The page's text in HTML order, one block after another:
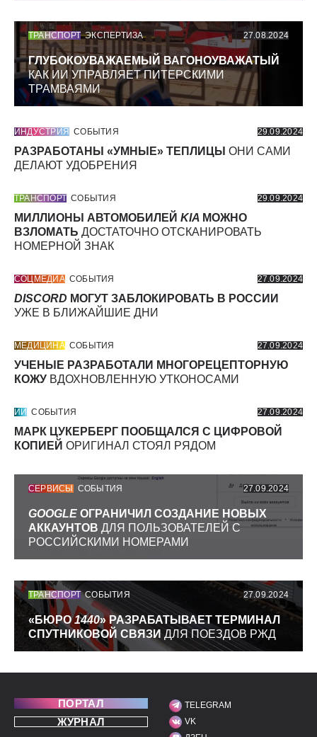
ТРАНСПОРТ ЭКСПЕРТИЗА 27.08.2024
ГЛУБОКОУВАЖАЕМЫЙ ВАГОНОУВАЖАТЫЙ
КАК ИИ УПРАВЛЯЕТ ПИТЕРСКИМИ
ТРАМВАЯМИ
ИНДУСТРИЯ СОБЫТИЯ 29.09.2024
РАЗРАБОТАНЫ «УМНЫЕ» ТЕПЛИЦЫ ОНИ САМИ
ДЕЛАЮТ УДОБРЕНИЯ
ТРАНСПОРТ СОБЫТИЯ 29.09.2024
МИЛЛИОНЫ АВТОМОБИЛЕЙ KIA МОЖНО
ВЗЛОМАТЬ ДОСТАТОЧНО ОТСКАНИРОВАТЬ
НОМЕРНОЙ ЗНАК
СОЦМЕДИА СОБЫТИЯ 27.09.2024
DISCORD МОГУТ ЗАБЛОКИРОВАТЬ В РОССИИ
УЖЕ В БЛИЖАЙШИЕ ДНИ
МЕДИЦИНА СОБЫТИЯ 27.09.2024
УЧЕНЫЕ РАЗРАБОТАЛИ МНОГОРЕЦЕПТОРНУЮ
КОЖУ ВДОХНОВЛЕННУЮ УТКОНОСАМИ
ИИ СОБЫТИЯ 27.09.2024
МАРК ЦУКЕРБЕРГ ПООБЩАЛСЯ С ЦИФРОВОЙ
КОПИЕЙ ОРИГИНАЛ СТОЯЛ РЯДОМ
СЕРВИСЫ СОБЫТИЯ 27.09.2024
GOOGLE ОГРАНИЧИЛ СОЗДАНИЕ НОВЫХ
АККАУНТОВ ДЛЯ ПОЛЬЗОВАТЕЛЕЙ С
РОССИЙСКИМИ НОМЕРАМИ
ТРАНСПОРТ СОБЫТИЯ 27.09.2024
«БЮРО1440» РАЗРАБАТЫВАЕТ ТЕРМИНАЛ
СПУТНИКОВОЙ СВЯЗИ ДЛЯ ПОЕЗДОВ РЖД
ПОРТАЛ
ЖУРНАЛ
МЫ В СОЦИАЛЬНЫХ
TELEGRAM
VK